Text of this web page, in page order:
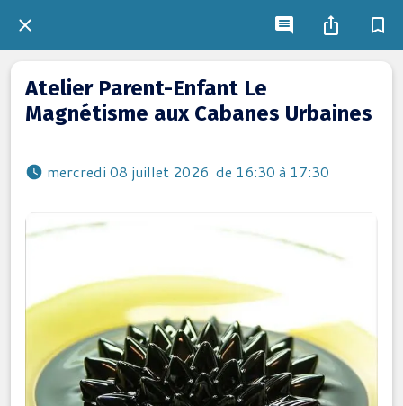
Atelier Parent-Enfant Le
Magnétisme aux Cabanes Urbaines
mercredi 08 juillet 2026  de 16:30 à 17:30